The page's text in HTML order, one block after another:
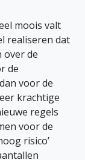
moois valt
realiseren dat
over de
de
voor de
krachtige
regels
voor de
risico’